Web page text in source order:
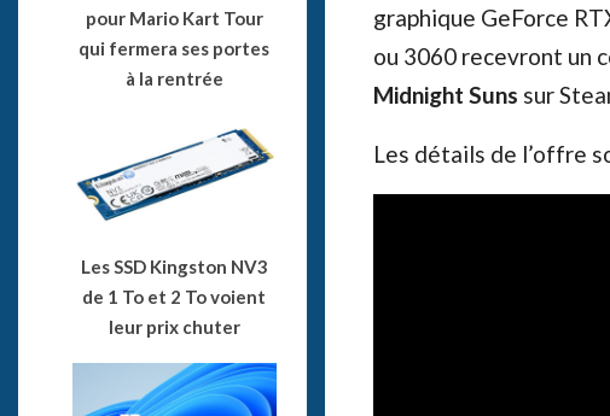
graphique GeForce
ou 3060 recevront un
Midnight Suns sur
Les détails de l’offre
pour Mario Kart Tour
qui fermera ses portes
à la rentrée
Les SSD Kingston NV3
de 1 To et 2 To voient
leur prix chuter